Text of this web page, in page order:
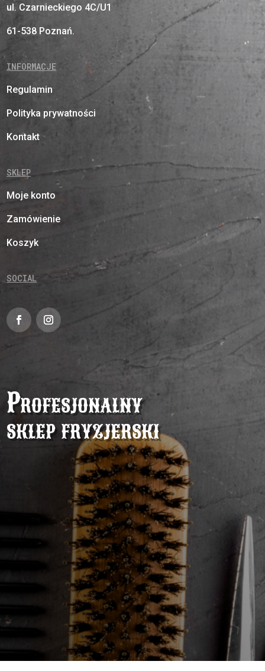
ul. Czarnieckiego 4C/U1
61-538 Poznań.
INFORMACJE
Regulamin
Polityka prywatności
Kontakt
SKLEP
Moje konto
Zamówienie
Koszyk
SOCIAL
Profesjonalny
sklep fryzjerski